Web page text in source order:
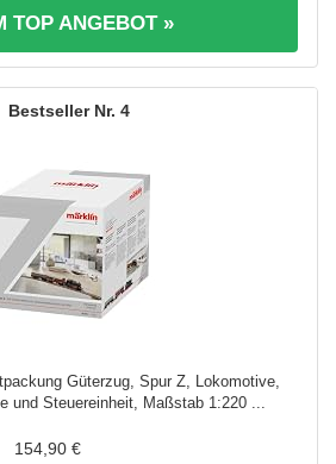
TOP ANGEBOT »
4
Güterzug, Spur Z, Lokomotive,
und Steuereinheit, Maßstab 1:220 ...
154,90 €